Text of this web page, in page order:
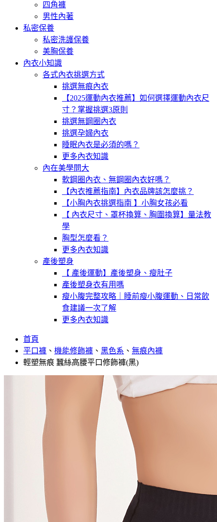
四角褲
男性內著
私密保養
私密洗護保養
美胸保養
內衣小知識
各式內衣挑選方式
挑選無痕內衣
【2025運動內衣推薦】如何選擇運動內衣尺
寸？掌握挑選3原則
挑選無鋼圈內衣
挑選孕婦內衣
睡眠內衣是必須的嗎？
更多內衣知識
內在美學問大
軟鋼圈內衣、無鋼圈內衣好嗎？
【內衣推薦指南】內衣品牌該怎麼挑？
【小胸內衣挑選指南 】小胸女孩必看
【 內衣尺寸、罩杯換算、胸圍換算】量法教
學
胸型怎麼看？
更多內衣知識
產後塑身
【 產後運動】產後塑身、瘦肚子
產後塑身衣有用嗎
瘦小腹完整攻略｜睡前瘦小腹運動、日常飲
食建議一次了解
更多內衣知識
首頁
平口褲 、 機能修飾褲 、 黑色系 、 無痕內褲
輕塑無痕 蠶絲高腰平口修飾褲(黑)